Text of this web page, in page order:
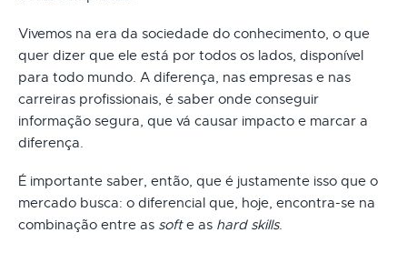
Vivemos na era da sociedade do conhecimento, o que
quer dizer que ele está por todos os lados, disponível
para todo mundo. A diferença, nas empresas e nas
carreiras profissionais, é saber onde conseguir
informação segura, que vá causar impacto e marcar a
diferença.
É importante saber, então, que é justamente isso que o
mercado busca: o diferencial que, hoje, encontra-se na
combinação entre as softe as hard skills.